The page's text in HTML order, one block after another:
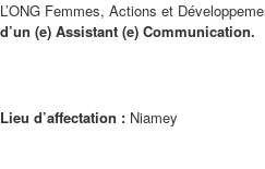
L’ONG Femmes, Actions et
d’un (e) Assistant (e) Communication.
Lieu d’affectation : Niamey